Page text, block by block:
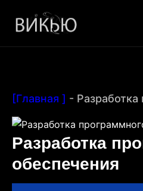
[Главная ] -
Разработка
обеспечения